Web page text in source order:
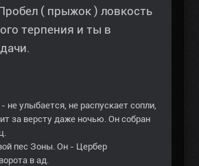
( прыжок ) ловкость
терпения и ты в
не улыбается, не распускает сопли,
за версту даже ночью. Он собран
пес Зоны. Он - Цербер
в ад.